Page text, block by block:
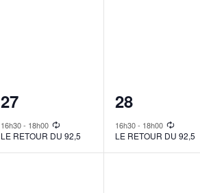
1
event,
27
16h30- 18h00
LE RETOUR DU 92,5
1
event,
28
16h30- 18h00
LE RETOUR DU 92,5